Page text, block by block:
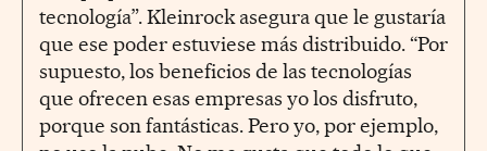
tecnología”. Kleinrock asegura que le gustaría
que ese poder estuviese más distribuido. “Por
supuesto, los beneficios de las tecnologías
que ofrecen esas empresas yo los disfruto,
porque son fantásticas. Pero yo, por ejemplo,